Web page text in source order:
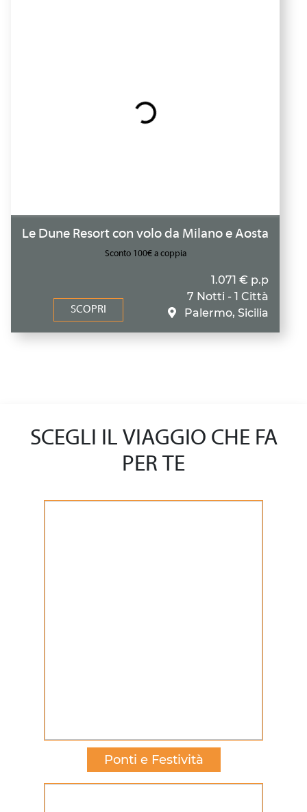
Le Dune Resort con volo da Milano e Aosta
Sconto 100€ a coppia
SCOPRI
1.071 € p.p
7 Notti - 1 Città
Palermo, Sicilia
SCEGLI IL VIAGGIO CHE FA
PER TE
Ponti e Festività